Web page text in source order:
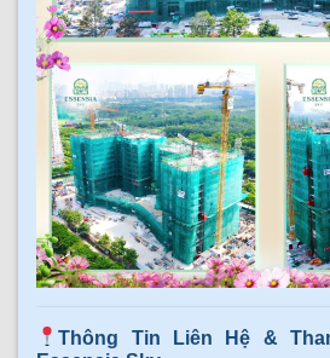
Thông Tin Liên Hệ &